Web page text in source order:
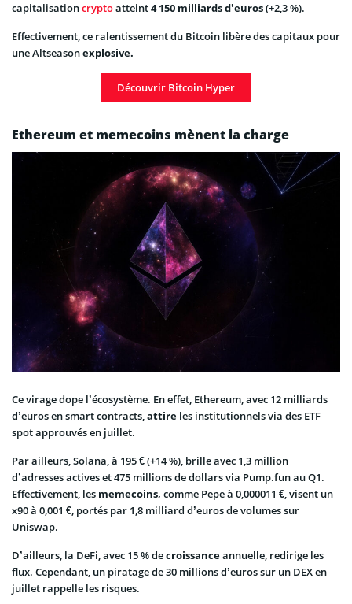
capitalisationcryptoatteint4 150 milliards d’euros(+2,3 %).
Effectivement, ce ralentissement du Bitcoin libère des capitaux pour
une Altseasonexplosive.
Découvrir Bitcoin Hyper
Ethereum et memecoins mènent la charge
Ce virage dope l’écosystème. En effet, Ethereum, avec 12 milliards
d’euros en smart contracts,attire les institutionnels via des ETF
spot approuvés en juillet.
Par ailleurs, Solana, à 195 € (+14 %), brille avec 1,3 million
d’adresses actives et 475 millions de dollars via Pump.fun au Q1.
Effectivement, les memecoins, comme Pepe à 0,000011 €, visent un
x90 à 0,001 €, portés par 1,8 milliard d’euros de volumes sur
Uniswap.
D’ailleurs, la DeFi, avec 15 % decroissanceannuelle, redirige les
flux. Cependant, un piratage de 30 millions d’euros sur un DEX en
juillet rappelle les risques.